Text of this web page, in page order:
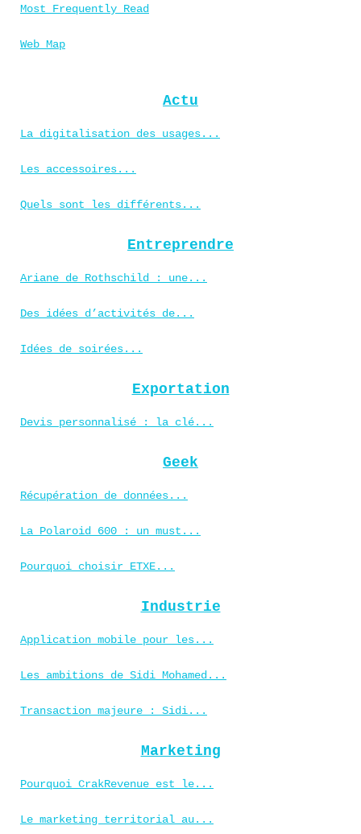
Most Frequently Read
Web Map
Actu
La digitalisation des usages...
Les accessoires...
Quels sont les différents...
Entreprendre
Ariane de Rothschild : une...
Des idées d’activités de...
Idées de soirées...
Exportation
Devis personnalisé : la clé...
Geek
Récupération de données...
La Polaroid 600 : un must...
Pourquoi choisir ETXE...
Industrie
Application mobile pour les...
Les ambitions de Sidi Mohamed...
Transaction majeure : Sidi...
Marketing
Pourquoi CrakRevenue est le...
Le marketing territorial au...